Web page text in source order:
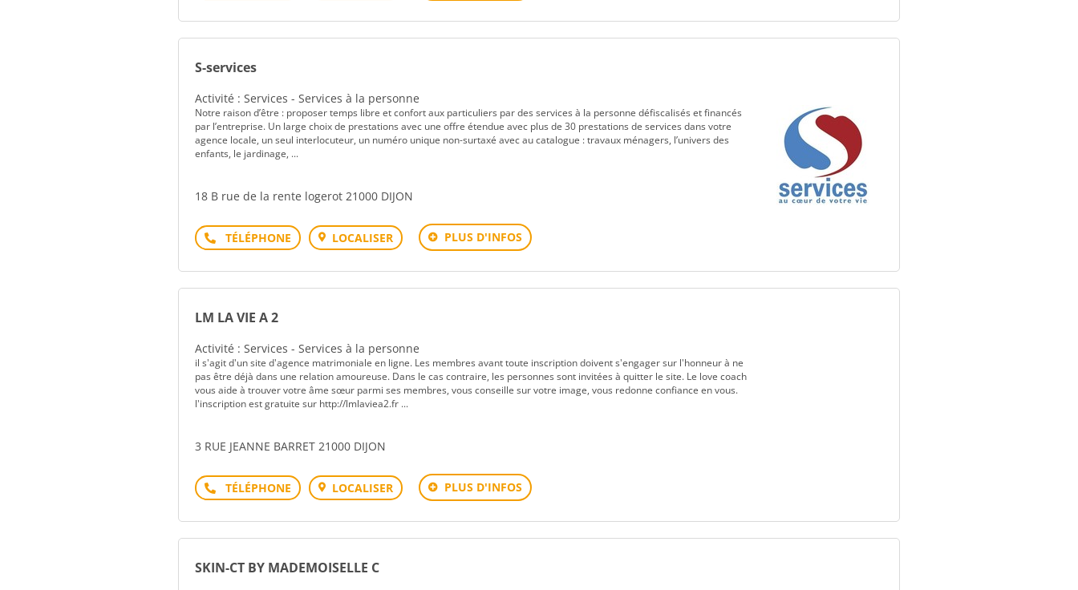
S-services
Activité : Services - Services à la personne
Notre raison d’être : proposer temps libre et confort aux particuliers par des services à la personne défiscalisés et financés
par l’entreprise. Un large choix de prestations avec une offre étendue avec plus de 30 prestations de services dans votre
agence locale, un seul interlocuteur, un numéro unique non-surtaxé avec au catalogue : travaux ménagers, l’univers des
enfants, le jardinage, ...
18 B rue de la rente logerot 21000 DIJON
Téléphone LOCALISER PLUS D'INFOS
LM LA VIE A 2
Activité : Services - Services à la personne
il s'agit d'un site d'agence matrimoniale en ligne. Les membres avant toute inscription doivent s'engager sur l'honneur à ne
pas être déjà dans une relation amoureuse. Dans le cas contraire, les personnes sont invitées à quitter le site. Le love coach
vous aide à trouver votre âme sœur parmi ses membres, vous conseille sur votre image, vous redonne confiance en vous.
l'inscription est gratuite sur http://lmlaviea2.fr ...
3 RUE JEANNE BARRET 21000 DIJON
Téléphone LOCALISER PLUS D'INFOS
SKIN-CT BY MADEMOISELLE C